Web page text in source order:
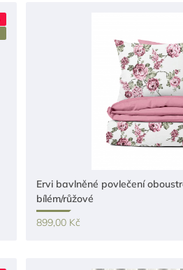
Ervi bavlněné povlečení
bílém/růžové
899,00 Kč